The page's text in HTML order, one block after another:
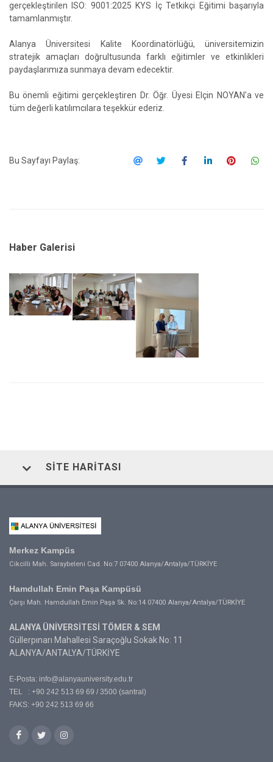
gerçekleştirilen ISO: 9001:2025 KYS İç Tetkikçi Eğitimi başarıyla
tamamlanmıştır.
Alanya Üniversitesi Kalite Koordinatörlüğü, üniversitemizin
stratejik amaçları doğrultusunda farklı eğitimler ve etkinlikleri
paydaşlarımıza sunmaya devam edecektir.
Bu önemli eğitimi gerçekleştiren Dr. Öğr. Üyesi Elçin NOYAN'a ve
tüm değerli katılımcılara teşekkür ederiz.
Bu Sayfayı Paylaş:
Haber Galerisi
SITE HARITASI
Merkez Kampüs
Cikcilli Mah. Saraybeleni Cad. No:7 07400 Alanya/Antalya/TÜRKİYE
Hamdullah Emin Paşa Kampüsü
Çarşı Mah. Hamdullah Emin Paşa Sk. No:14 07400 Alanya/Antalya/TÜRKİYE
ALANYA ÜNİVERSİTESİ TÖMER & SEM
Güllerpınarı Mahallesi Saraçoğlu Sokak No: 11
ALANYA/ANTALYA/TÜRKİYE
E-Posta: info@alanyauniversity.edu.tr
TEL : +90 242 513 69 69 / 3500 (santral)
FAKS: +90 242 513 69 66